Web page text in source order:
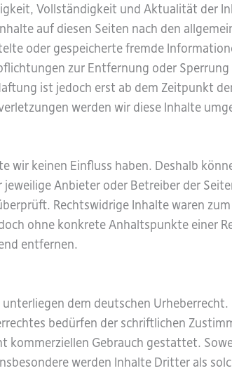
Vollständigkeit und Aktualität der
auf diesen Seiten nach den
oder gespeicherte fremde
zur Entfernung oder
ist jedoch erst ab dem Zeitpunkt
werden wir diese Inhalte
keinen Einfluss haben. Deshalb
Anbieter oder Betreiber der
Rechtswidrige Inhalte waren
ohne konkrete Anhaltspunkte einer
entfernen.
dem deutschen
bedürfen der schriftlichen
kommerziellen Gebrauch gestattet.
werden Inhalte Dritter als